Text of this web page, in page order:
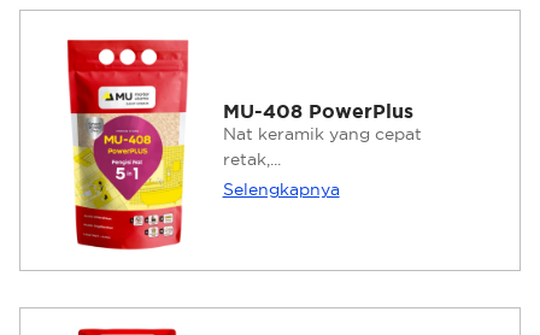
MU-408 PowerPlus
Nat keramik yang cepat
retak,...
Selengkapnya